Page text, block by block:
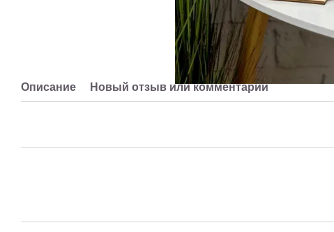
Описание Новый отзыв или комментарий